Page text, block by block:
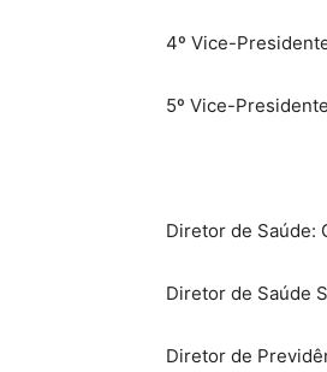
4º Vice-
5º Vice-
Diretor de Saúde:
Diretor de Saúde
Diretor de